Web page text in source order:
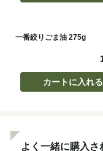
一番絞りごま油 275g
カートに入れる
よく一緒に購入さ